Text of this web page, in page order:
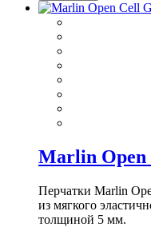
Marlin Open
Перчатки Marlin
из мягкого
толщиной 5 мм.